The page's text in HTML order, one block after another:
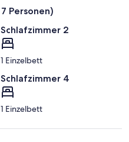
Personen)
Schlafzimmer 2
1 Einzelbett
Schlafzimmer 4
1 Einzelbett